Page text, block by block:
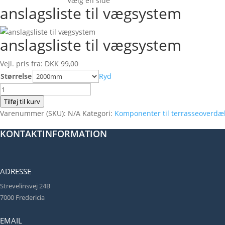
anslagsliste til vægsystem
anslagsliste til vægsystem
Vejl. pris fra: DKK 99,00
Størrelse
Ryd
anslagsliste
til
vægsystem
Tilføj til kurv
Varenummer (SKU): N/A Kategori: Komponenter til
KONTAKTINFORMATION
ADRESSE
Strevelinsvej 24B
7000 Fredericia
EMAIL